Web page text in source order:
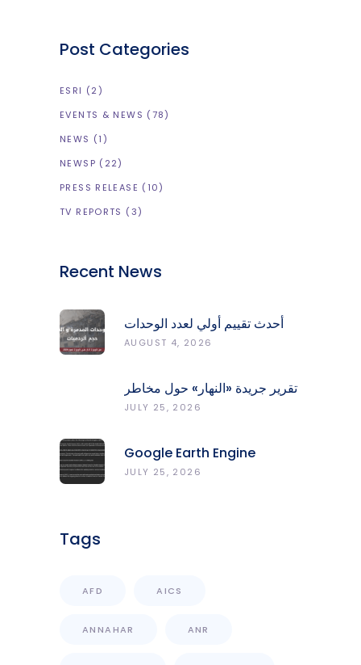
Post Categories
ESRI (2)
EVENTS & NEWS (78)
NEWS (1)
NEWSP (22)
PRESS RELEASE (10)
TV REPORTS (3)
Recent News
أحدث تقييم أولي لعدد الوحدات
المدمّرة والمتضرّرة وحجم
AUGUST 4, 2026
تقرير جريدة «النهار» حول مخاطر
حرائق الغابات في لبنان وجهود
JULY 25, 2026
Google Earth Engine
Grants CNRS-L Partner Tier
JULY 25, 2026
Tags
AFD AICS
ANNAHAR ANR